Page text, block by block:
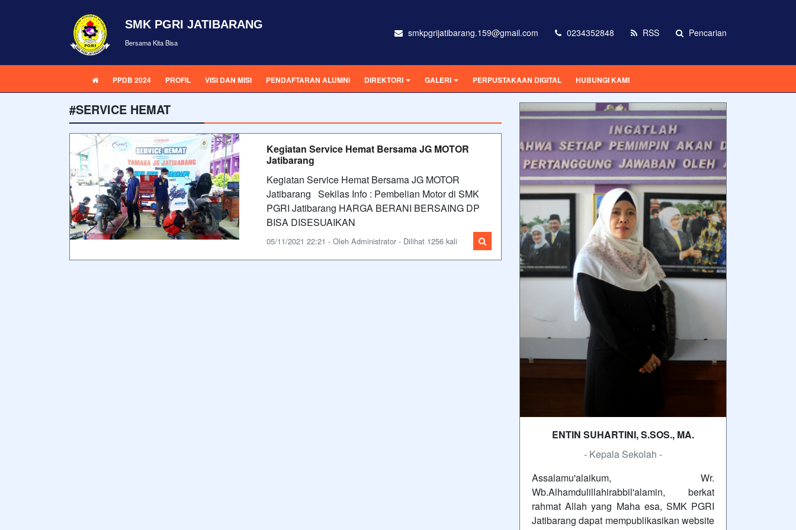
SMK PGRI JATIBARANG
Bersama Kita Bisa
smkpgrijatibarang.159@gmail.com 0234352848 RSS Pencarian
PPDB 2024 PROFIL VISI DAN MISI PENDAFTARAN ALUMNI DIREKTORI GALERI PERPUSTAKAAN DIGITAL HUBUNGI KAMI
#SERVICE HEMAT
Kegiatan Service Hemat Bersama JG MOTOR
Jatibarang
Kegiatan Service Hemat Bersama JG MOTOR
Jatibarang Sekilas Info : Pembelian Motor di SMK
PGRI Jatibarang HARGA BERANI BERSAING DP
BISA DISESUAIKAN
05/11/2021 22:21 - Oleh Administrator - Dilihat 1256 kali
ENTIN SUHARTINI, S.SOS., MA.
- Kepala Sekolah -
Assalamu'alaikum, Wr.
Wb.Alhamdulillahirabbil'alamin, berkat
rahmat Allah yang Maha esa, SMK PGRI
Jatibarang dapat mempublikasikan website